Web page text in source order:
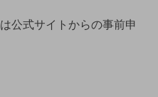
公式サイトからの事前申